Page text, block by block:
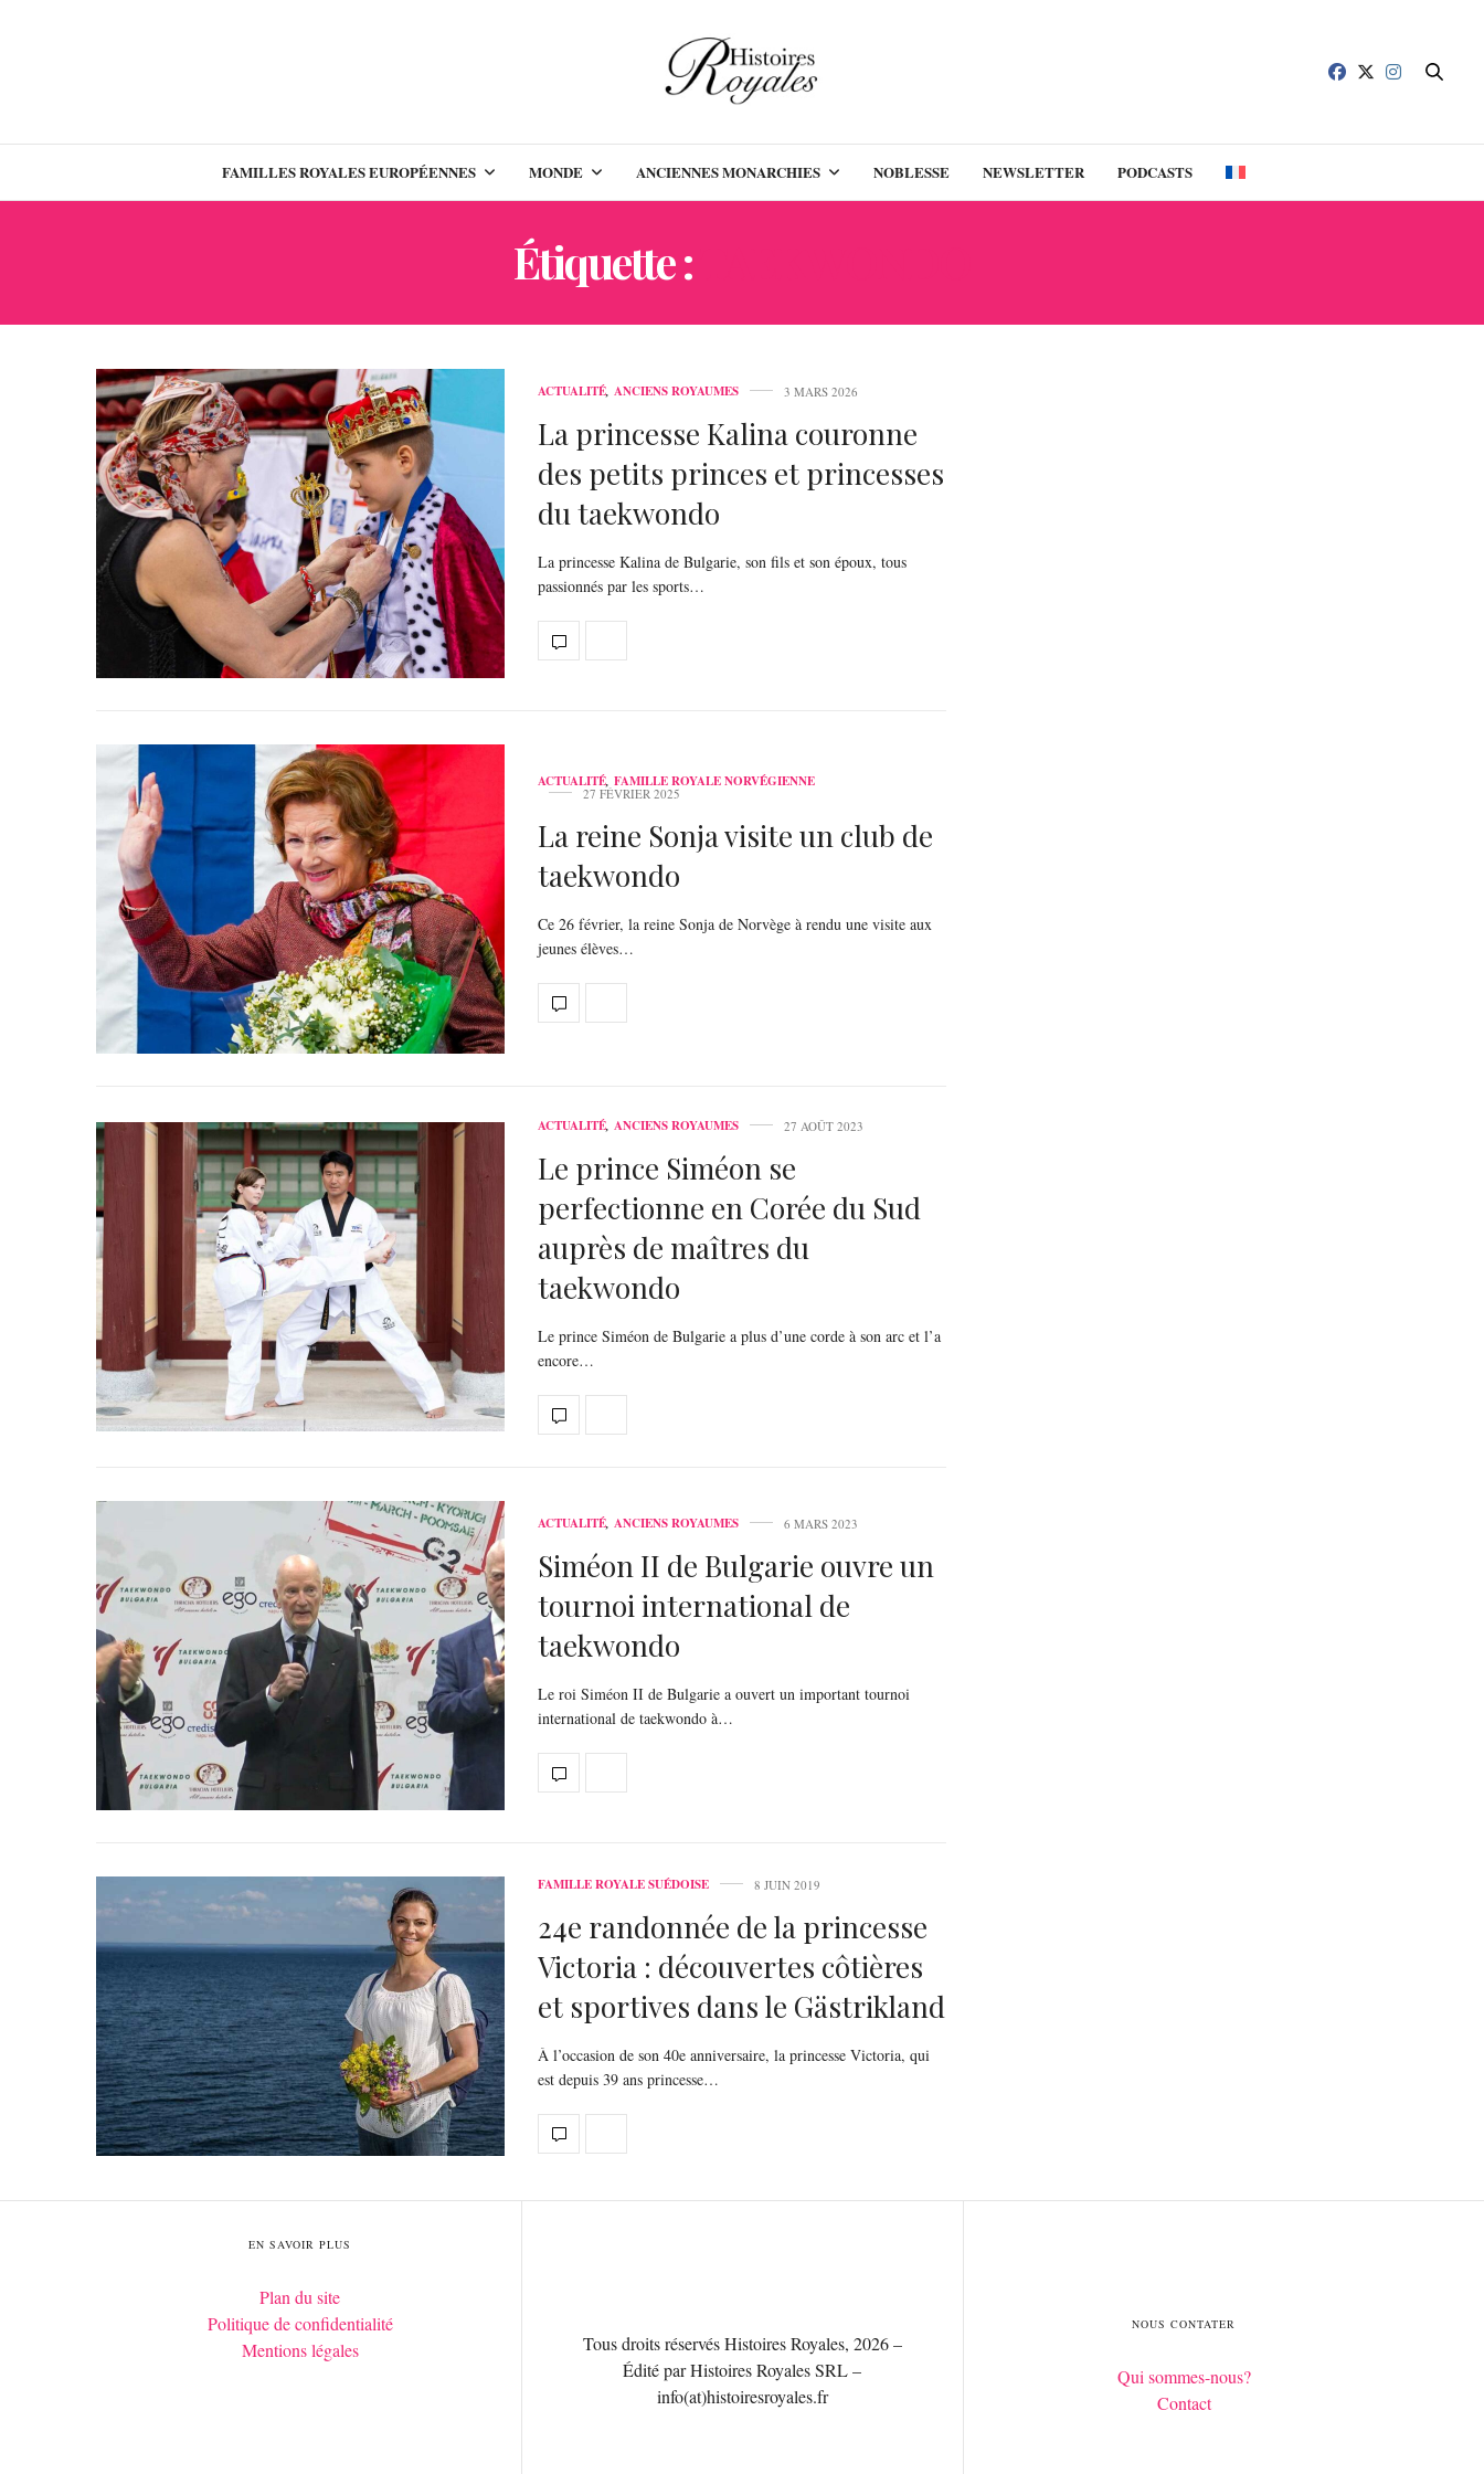
FAMILLES ROYALES EUROPÉENNES MONDE ANCIENNES MONARCHIES NOBLESSE NEWSLETTER PODCASTS
Étiquette :
ACTUALITÉ, ANCIENS ROYAUMES 3 MARS 2026
La princesse Kalina couronne
des petits princes et princesses
du taekwondo
La princesse Kalina de Bulgarie, son fils et son époux, tous
passionnés par les sports…
ACTUALITÉ, FAMILLE ROYALE NORVÉGIENNE
27 FÉVRIER 2025
La reine Sonja visite un club de
taekwondo
Ce 26 février, la reine Sonja de Norvège à rendu une visite aux
jeunes élèves…
ACTUALITÉ, ANCIENS ROYAUMES 27 AOÛT 2023
Le prince Siméon se
perfectionne en Corée du Sud
auprès de maîtres du
taekwondo
Le prince Siméon de Bulgarie a plus d’une corde à son arc et l’a
encore…
ACTUALITÉ, ANCIENS ROYAUMES 6 MARS 2023
Siméon II de Bulgarie ouvre un
tournoi international de
taekwondo
Le roi Siméon II de Bulgarie a ouvert un important tournoi
international de taekwondo à…
FAMILLE ROYALE SUÉDOISE 8 JUIN 2019
24e randonnée de la princesse
Victoria : découvertes côtières
et sportives dans le Gästrikland
À l’occasion de son 40e anniversaire, la princesse Victoria, qui
est depuis 39 ans princesse…
EN SAVOIR PLUS
Plan du site
Politique de confidentialité
Mentions légales
Tous droits réservés Histoires Royales, 2026 –
Édité par Histoires Royales SRL –
info(at)histoiresroyales.fr
NOUS CONTATER
Qui sommes-nous?
Contact